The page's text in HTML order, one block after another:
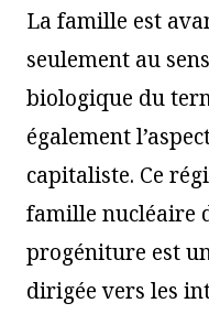
La famille est
seulement au
biologique du
également
capitaliste. Ce
famille nucléaire
progéniture est
dirigée vers les